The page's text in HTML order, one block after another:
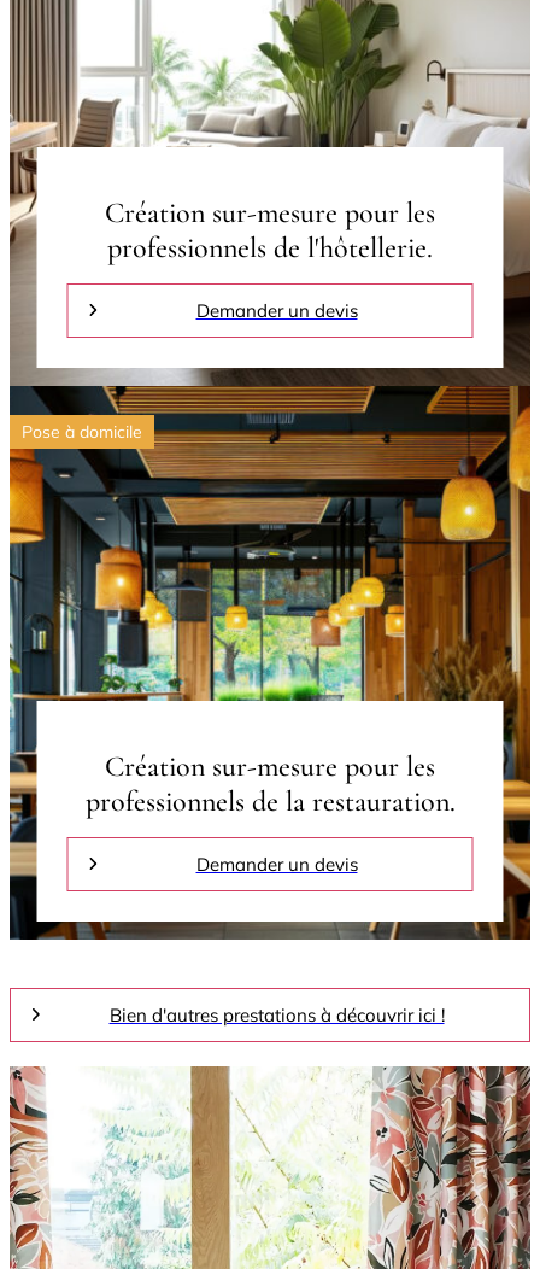
Création sur-mesure pour les
professionnels de l'hôtellerie.
Demander un devis
Pose à domicile
Création sur-mesure pour les
professionnels de la restauration.
Demander un devis
Bien d'autres prestations à découvrir ici !